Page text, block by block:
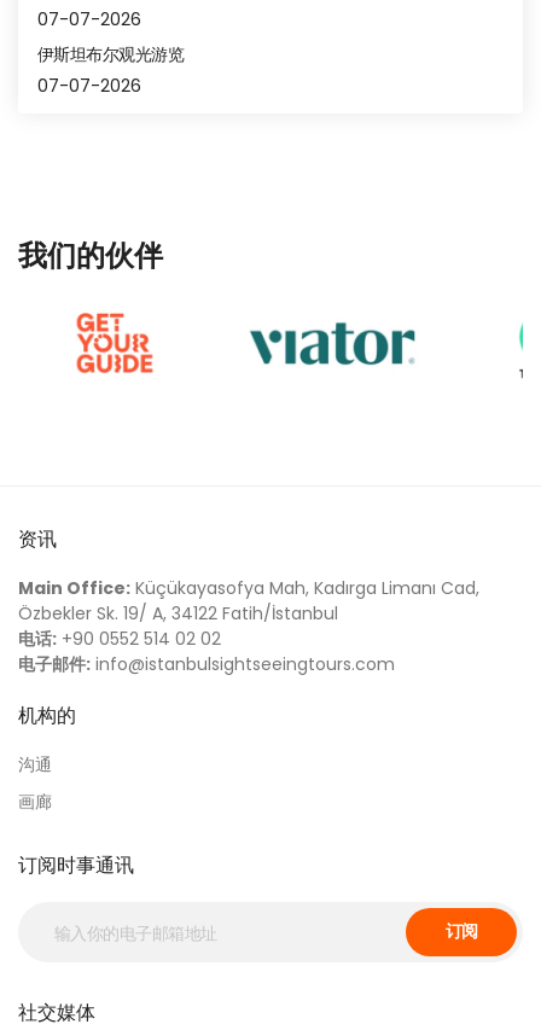
07-07-2026
伊斯坦布尔观光游览
07-07-2026
我们的伙伴
资讯
Main Office: Küçükayasofya Mah, Kadırga Limanı Cad,
Özbekler Sk. 19/ A, 34122 Fatih/İstanbul
电话: +90 0552 514 02 02
电子邮件: info@istanbulsightseeingtours.com
机构的
沟通
画廊
订阅时事通讯
订阅
社交媒体